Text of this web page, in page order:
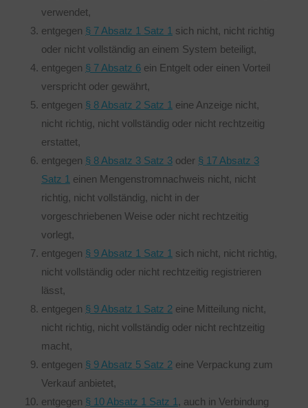
verwendet,
entgegen § 7 Absatz 1 Satz 1 sich nicht, nicht richtig
oder nicht vollständig an einem System beteiligt,
entgegen § 7 Absatz 6 ein Entgelt oder einen Vorteil
verspricht oder gewährt,
entgegen § 8 Absatz 2 Satz 1 eine Anzeige nicht,
nicht richtig, nicht vollständig oder nicht rechtzeitig
erstattet,
entgegen § 8 Absatz 3 Satz 3 oder § 17 Absatz 3
Satz 1 einen Mengenstromnachweis nicht, nicht
richtig, nicht vollständig, nicht in der
vorgeschriebenen Weise oder nicht rechtzeitig
vorlegt,
entgegen § 9 Absatz 1 Satz 1 sich nicht, nicht richtig,
nicht vollständig oder nicht rechtzeitig registrieren
lässt,
entgegen § 9 Absatz 1 Satz 2 eine Mitteilung nicht,
nicht richtig, nicht vollständig oder nicht rechtzeitig
macht,
entgegen § 9 Absatz 5 Satz 2 eine Verpackung zum
Verkauf anbietet,
entgegen § 10 Absatz 1 Satz 1 , auch in Verbindung